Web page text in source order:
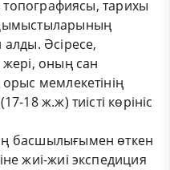
топографиясы, тарихы
Әсіресе,
оның сан
мемлекетінің
18 ж.ж) тиісті көрініс
басшылығымен өткен
жиі-жиі экспедиция